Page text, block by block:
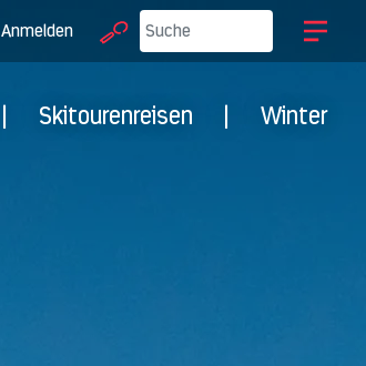
Anmelden
Skitourenreisen Winter